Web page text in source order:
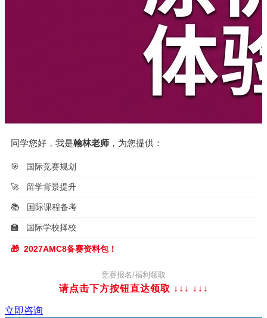
同学您好，我是翰林老师 ，为您提供：
🎯 国际竞赛规划
🚀 留学背景提升
📚 国际课程备考
🏫 国际学校择校
🎁 2027AMC8备赛资料包！
竞赛报名/福利领取
请点击下方按钮直达领取 ↓↓↓ ↓↓↓
立即咨询